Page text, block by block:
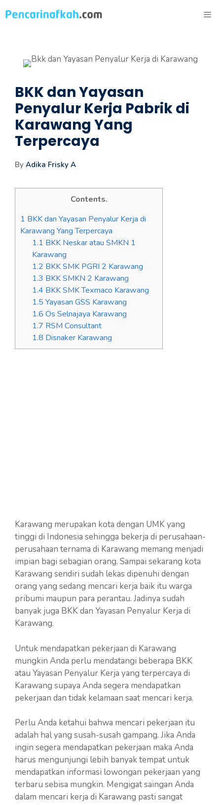
ke
BKK dan Yayasan
Penyalur Kerja Pabrik di
Karawang Yang
Terpercaya
By Adika Frisky A
Contents.
1 BKK dan Yayasan Penyalur Kerja di
Karawang Yang Terpercaya
1.1 BKK Neskar atau SMKN 1
Karawang
1.2 BKK SMK PGRI 2 Karawang
1.3 BKK SMKN 2 Karawang
1.4 BKK SMK Texmaco Karawang
1.5 Yayasan GSS Karawang
1.6 Os Selnajaya Karawang
1.7 RSM Consultant
1.8 Disnaker Karawang
Karawang merupakan kota dengan UMK yang
tinggi di Indonesia sehingga bekerja di perusahaan-
perusahaan ternama di Karawang memang menjadi
impian bagi sebagian orang. Sampai sekarang kota
Karawang sendiri sudah lekas dipenuhi dengan
orang yang sedang mencari kerja baik itu warga
pribumi maupun para perantau. Jadinya sudah
banyak juga BKK dan Yayasan Penyalur Kerja di
Karawang.
Untuk mendapatkan pekerjaan di Karawang
mungkin Anda perlu mendatangi beberapa BKK
atau Yayasan Penyalur Kerja yang terpercaya di
Karawang supaya Anda segera mendapatkan
pekerjaan dan tidak kelamaan saat mencari kerja.
Perlu Anda ketahui bahwa mencari pekerjaan itu
adalah hal yang susah-susah gampang. Jika Anda
ingin segera mendapatkan pekerjaan maka Anda
harus mengunjungi lebih banyak tempat untuk
mendapatkan informasi lowongan pekerjaan yang
terbaru sebisa mungkin. Mengigat saingan Anda
dalam mencari kerja di Karawang pasti sangat